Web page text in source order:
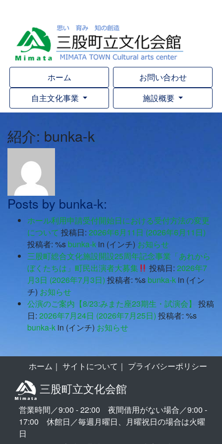
ホーム
お問い合わせ
自主文化事業
施設概要
紹介: bunka-k
Posts by bunka-k:
ホール利用申請受付開始日における受付方法の変更
について 投稿日: 2026年6月11日 (2026年6月11日)
投稿者: %s bunka-k in (インチ) お知らせ
三股町総合文化施設開設25周年記念事業「あれから
ぼくたちは」町民出演者大募集
投稿日:2026年7
月3日 (2026年7月3日) 投稿者: %s bunka-k in (イン
チ) お知らせ
公演のご案内【8/23:みまた座23期生・試演会】
投稿
日: 2026年7月24日 (2026年7月25日) 投稿者: %s
bunka-k in (インチ) お知らせ
三股町立文化会館
ホーム ｜ サイトについて ｜ プライバシーポリシー
営業時間／9:00 - 22:00 夜間借用がない場合／9:00 -
17:00 休館日／毎週月曜日、月曜祝日の場合は火曜
日